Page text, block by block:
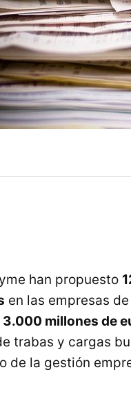
han propuesto
en las empresas
3.000 millones de
trabas y cargas
de la gestión